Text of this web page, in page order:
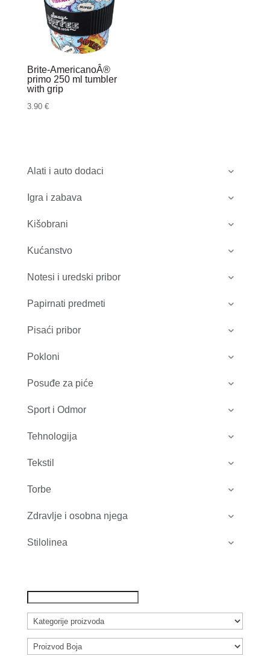
Alati i auto dodaci
Igra i zabava
Kišobrani
Kućanstvo
Notesi i uredski pribor
Papirnati predmeti
Pisaći pribor
Pokloni
Posuđe za piće
Sport i Odmor
Tehnologija
Tekstil
Torbe
Zdravlje i osobna njega
Stilolinea
Brite-AmericanoÂ®
primo 250 ml tumbler
with grip
3.90 €